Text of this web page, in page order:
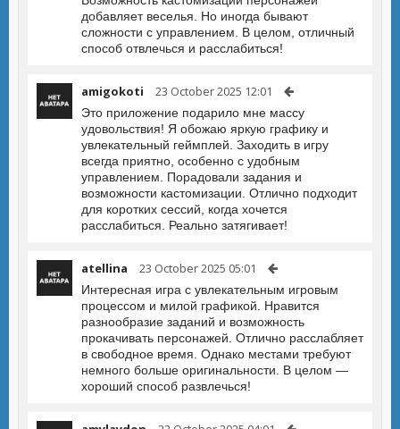
добавляет веселья. Но иногда бывают
сложности с управлением. В целом, отличный
способ отвлечься и расслабиться!
amigokoti 23 October 2025 12:01
Это приложение подарило мне массу
удовольствия! Я обожаю яркую графику и
увлекательный геймплей. Заходить в игру
всегда приятно, особенно с удобным
управлением. Порадовали задания и
возможности кастомизации. Отлично подходит
для коротких сессий, когда хочется
расслабиться. Реально затягивает!
atellina 23 October 2025 05:01
Интересная игра с увлекательным игровым
процессом и милой графикой. Нравится
разнообразие заданий и возможность
прокачивать персонажей. Отлично расслабляет
в свободное время. Однако местами требуют
немного больше оригинальности. В целом —
хороший способ развлечься!